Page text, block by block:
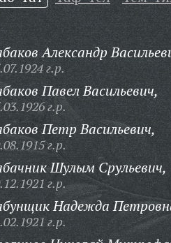
Александр
г.р.
Павел Васильевич,
г.р.
Петр Васильевич,
г.р.
Шулым Срульевич,
г.р.
Надежда
г.р.